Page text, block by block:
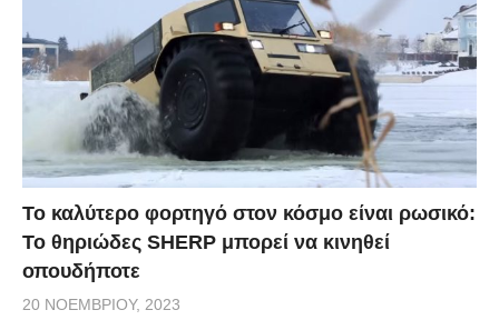
Το καλύτερο φορτηγό στον κόσμο είναι ρωσικό:
Το θηριώδες SHERP μπορεί να κινηθεί
οπουδήποτε
20 ΝΟΕΜΒΡΊΟΥ, 2023